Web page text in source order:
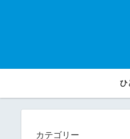
ひ
カテゴリー